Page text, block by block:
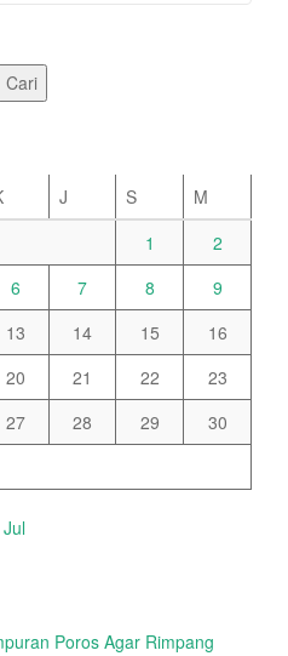
Cari
J S
M
1
2
6 7 8
9
13 14 15
16
20 21 22
23
27 28 29
30
Jul
Poros Agar Rimpang